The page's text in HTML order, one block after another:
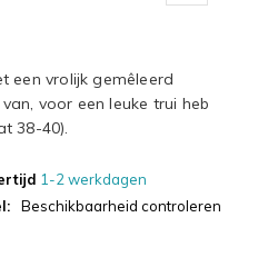
een vrolijk gemêleerd
voor een leuke trui heb
38-40).
1-2 werkdagen
Beschikbaarheid controleren